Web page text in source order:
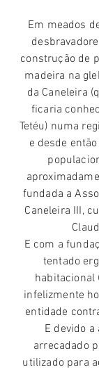
Em meados
construção de
madeira na
da Caneleira
ficaria
Tetéu) numa
e desde
fundada a
Caneleira III,
E com a
tentado
habitacional
infelizmente
entidade
E devido
arrecadado
utilizado para